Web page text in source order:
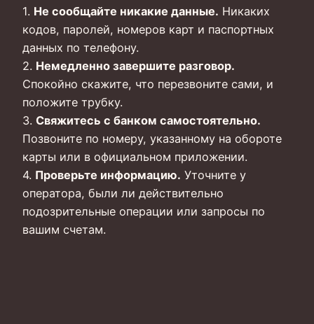
1. Не сообщайте никакие данные. Никаких
кодов, паролей, номеров карт и паспортных
данных по телефону.
2. Немедленно завершите разговор.
Спокойно скажите, что перезвоните сами, и
положите трубку.
3. Свяжитесь с банком самостоятельно.
Позвоните по номеру, указанному на обороте
карты или в официальном приложении.
4. Проверьте информацию. Уточните у
оператора, были ли действительно
подозрительные операции или запросы по
вашим счетам.